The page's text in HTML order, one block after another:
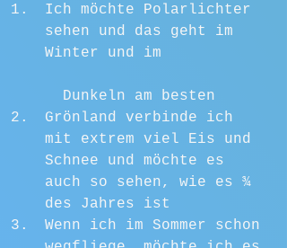
Ich möchte Polarlichter
sehen und das geht im
Winter und im
  Dunkeln am besten
Grönland verbinde ich
mit extrem viel Eis und
Schnee und möchte es
auch so sehen, wie es ¾
des Jahres ist
Wenn ich im Sommer schon